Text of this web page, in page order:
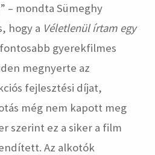
– mondta Sümeghy
hogy a Véletlenül írtam egy
gyerekfilmes
megnyerte az
fejlesztési díjat,
még nem kapott meg
szerint ez a siker a film
Az alkotók